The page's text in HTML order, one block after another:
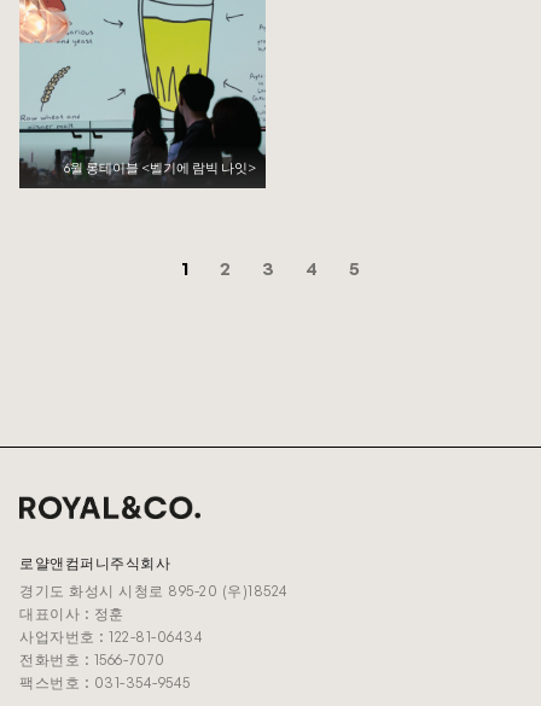
6월 롱테이블 <벨기에 람빅 나잇>
1 2 3 4 5
로얄앤컴퍼니주식회사
경기도 화성시 시청로 895-20 (우)18524
대표이사 : 정훈
사업자번호 : 122-81-06434
전화번호 : 1566-7070
팩스번호 : 031-354-9545